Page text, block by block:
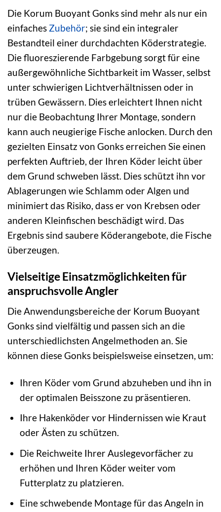
Die Korum Buoyant Gonks sind mehr als nur ein
einfaches Zubehör; sie sind ein integraler
Bestandteil einer durchdachten Köderstrategie.
Die fluoreszierende Farbgebung sorgt für eine
außergewöhnliche Sichtbarkeit im Wasser, selbst
unter schwierigen Lichtverhältnissen oder in
trüben Gewässern. Dies erleichtert Ihnen nicht
nur die Beobachtung Ihrer Montage, sondern
kann auch neugierige Fische anlocken. Durch den
gezielten Einsatz von Gonks erreichen Sie einen
perfekten Auftrieb, der Ihren Köder leicht über
dem Grund schweben lässt. Dies schützt ihn vor
Ablagerungen wie Schlamm oder Algen und
minimiert das Risiko, dass er von Krebsen oder
anderen Kleinfischen beschädigt wird. Das
Ergebnis sind saubere Köderangebote, die Fische
überzeugen.
Vielseitige Einsatzmöglichkeiten für
anspruchsvolle Angler
Die Anwendungsbereiche der Korum Buoyant
Gonks sind vielfältig und passen sich an die
unterschiedlichsten Angelmethoden an. Sie
können diese Gonks beispielsweise einsetzen, um:
Ihren Köder vom Grund abzuheben und ihn in
der optimalen Beisszone zu präsentieren.
Ihre Hakenköder vor Hindernissen wie Kraut
oder Ästen zu schützen.
Die Reichweite Ihrer Auslegevorfächer zu
erhöhen und Ihren Köder weiter vom
Futterplatz zu platzieren.
Eine schwebende Montage für das Angeln in